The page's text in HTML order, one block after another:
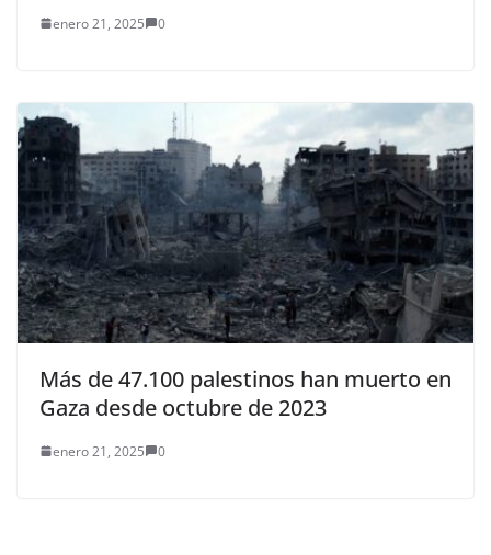
enero 21, 2025 0
Más de 47.100 palestinos han muerto en
Gaza desde octubre de 2023
enero 21, 2025 0